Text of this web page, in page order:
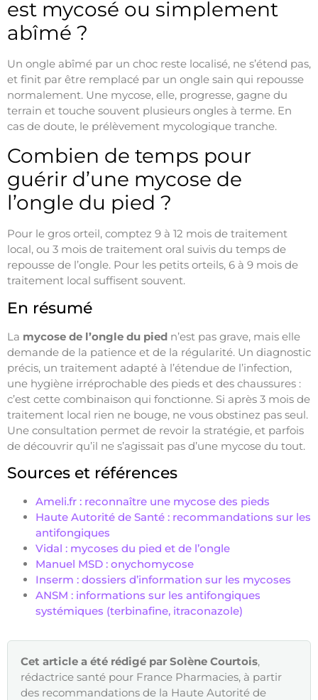
est mycosé ou simplement
abîmé ?
Un ongle abîmé par un choc reste localisé, ne s’étend pas,
et finit par être remplacé par un ongle sain qui repousse
normalement. Une mycose, elle, progresse, gagne du
terrain et touche souvent plusieurs ongles à terme. En
cas de doute, le prélèvement mycologique tranche.
Combien de temps pour
guérir d’une mycose de
l’ongle du pied ?
Pour le gros orteil, comptez 9 à 12 mois de traitement
local, ou 3 mois de traitement oral suivis du temps de
repousse de l’ongle. Pour les petits orteils, 6 à 9 mois de
traitement local suffisent souvent.
En résumé
La mycose de l’ongle du pied n’est pas grave, mais elle
demande de la patience et de la régularité. Un diagnostic
précis, un traitement adapté à l’étendue de l’infection,
une hygiène irréprochable des pieds et des chaussures :
c’est cette combinaison qui fonctionne. Si après 3 mois de
traitement local rien ne bouge, ne vous obstinez pas seul.
Une consultation permet de revoir la stratégie, et parfois
de découvrir qu’il ne s’agissait pas d’une mycose du tout.
Sources et références
Ameli.fr : reconnaître une mycose des pieds
Haute Autorité de Santé : recommandations sur les
antifongiques
Vidal : mycoses du pied et de l’ongle
Manuel MSD : onychomycose
Inserm : dossiers d’information sur les mycoses
ANSM : informations sur les antifongiques
systémiques (terbinafine, itraconazole)
Cet article a été rédigé par Solène Courtois,
rédactrice santé pour France Pharmacies, à partir
des recommandations de la Haute Autorité de